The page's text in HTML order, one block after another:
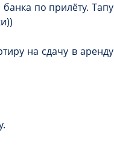
по прилёту. Тапу
на сдачу в аренду